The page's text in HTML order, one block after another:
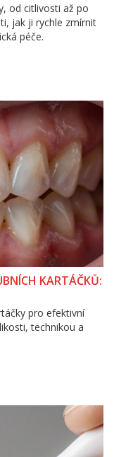
od citlivosti až po
jak ji rychle zmírnit
péče.
KARTÁČKŮ:
pro efektivní
technikou a